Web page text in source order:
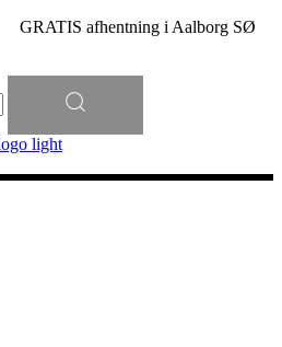
afhentning i Aalborg SØ